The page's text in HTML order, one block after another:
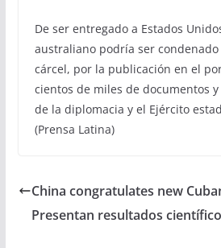
De ser entregado a Estados
australiano podría ser condenado
cárcel, por la publicación en el
cientos de miles de documentos
de la diplomacia y el Ejército
(Prensa Latina)
China congratulates new
Presentan resultados